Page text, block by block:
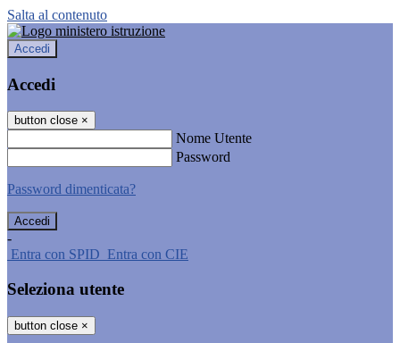
Salta al contenuto
Accedi
Accedi
button close ×
Nome Utente
Password
Password dimenticata?
-
Entra con SPID Entra con CIE
Seleziona utente
button close ×